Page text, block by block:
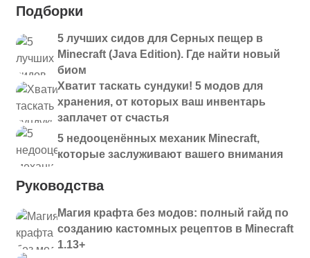
Подборки
5 лучших сидов для Серных пещер в
Minecraft (Java Edition). Где найти новый
биом
Хватит таскать сундуки! 5 модов для
хранения, от которых ваш инвентарь
заплачет от счастья
5 недооценённых механик Minecraft,
которые заслуживают вашего внимания
Руководства
Магия крафта без модов: полный гайд по
созданию кастомных рецептов в Minecraft
1.13+